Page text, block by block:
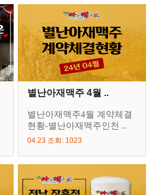
별난아재맥주 4월 ..
별난아재맥주4월 계약체결
현황-별난아재맥주인천 ..
04.23 조회: 1023